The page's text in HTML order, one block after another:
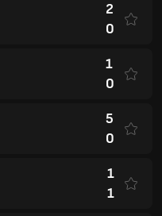
2
0
1
0
5
0
1
1